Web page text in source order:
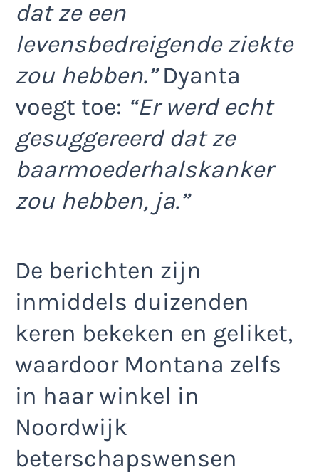
dat ze een
levensbedreigende ziekte
zou hebben.”Dyanta
voegt toe: “Er werd echt
gesuggereerd dat ze
baarmoederhalskanker
zou hebben, ja.”
De berichten zijn
inmiddels duizenden
keren bekeken en geliket,
waardoor Montana zelfs
in haar winkel in
Noordwijk
beterschapswensen